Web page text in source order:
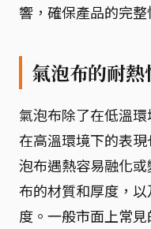
響，確保產品的完整
氣泡布的耐
氣泡布除了在低溫
在高溫環境下的表
泡布遇熱容易融化
布的材質和厚度，
度。一般市面上常